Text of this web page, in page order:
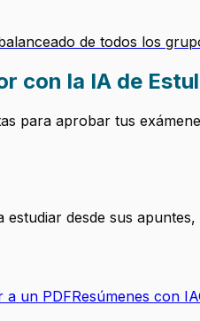
de todos los
con la IA de
para aprobar tus
estudiar desde sus
a un PDFResúmenes con IA